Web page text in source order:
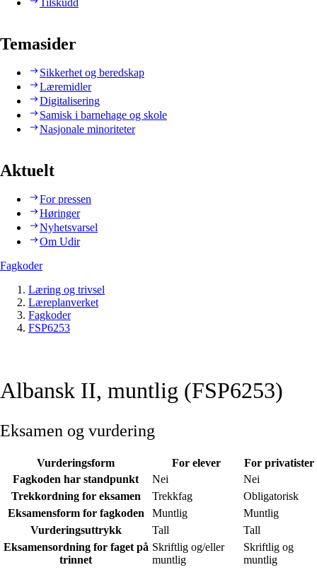
Tilskudd
Temasider
Sikkerhet og beredskap
Læremidler
Digitalisering
Samisk i barnehage og skole
Nasjonale minoriteter
Aktuelt
For pressen
Høringer
Nyhetsvarsel
Om Udir
Fagkoder
Læring og trivsel
Læreplanverket
Fagkoder
FSP6253
Albansk II, muntlig (FSP6253)
Eksamen og vurdering
Vurderingsform For elever
For privatister
Fagkoden har standpunkt
Nei
Nei
Trekkordning for eksamen
Trekkfag
Obligatorisk
Eksamensform for fagkoden
Muntlig
Muntlig
Vurderingsuttrykk
Tall
Tall
Eksamensordning for faget på
trinnet
Skriftlig og/eller
muntlig
Skriftlig og
muntlig